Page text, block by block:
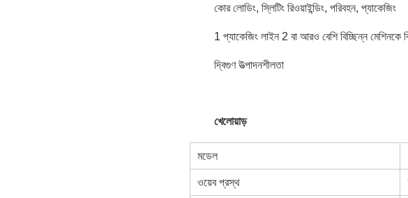
কোর লোডিং, স্লিটিং রিওয়াইন্ডিং, পরিবহন, প্যাকেজিং
1 প্যাকেজিং লাইন 2 বা আরও বেশি বিচ্ছিন্ন মেশিনকে
দ্বিগুণ উত্পাদনশীলতা
খেলোয়াড়
মডেল
ওয়েব প্রস্থ